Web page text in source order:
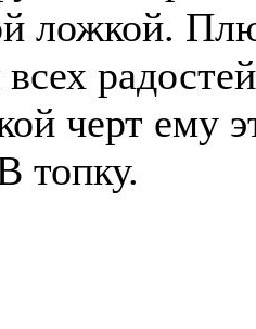
ложкой.
черт ему
топку.